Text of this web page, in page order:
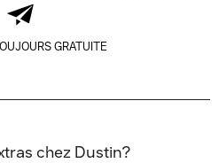
GRATUITE
chez Dustin?